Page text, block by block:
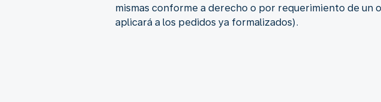
mismas conforme a derecho o por requerimiento de un
aplicará a los pedidos ya formalizados).